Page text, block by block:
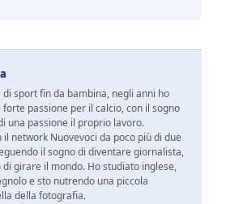
sport fin da bambina, negli anni ho
passione per il calcio, con il sogno
una passione il proprio lavoro.
il network Nuovevoci da poco più di due
il sogno di diventare giornalista,
girare il mondo. Ho studiato inglese,
e sto nutrendo una piccola
della fotografia.